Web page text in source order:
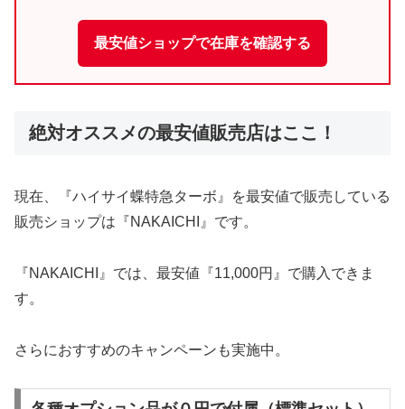
最安値ショップで在庫を確認する
絶対オススメの最安値販売店はここ！
現在、『ハイサイ蝶特急ターボ』を最安値で販売している
販売ショップは『NAKAICHI』です。
『NAKAICHI』では、最安値『11,000円』で購入できま
す。
さらにおすすめのキャンペーンも実施中。